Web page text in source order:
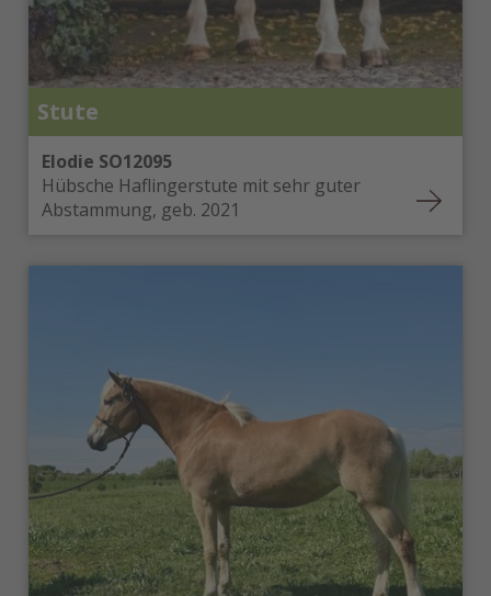
Stute
Elodie SO12095
Hübsche Haflingerstute mit sehr guter
Abstammung, geb. 2021